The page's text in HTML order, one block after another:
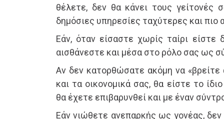
θέλετε, δεν θα κάνει τους γείτονές
δημόσιες υπηρεσίες ταχύτερες και πιο
Εάν, όταν είσαστε χωρίς ταίρι είστε
αισθάνεστε και μέσα στο ρόλο σας ως
Αν δεν κατορθώσατε ακόμη να «βρείτε
και τα οικονομικά σας, θα είστε το
θα έχετε επιβαρυνθεί και με έναν
Εάν νιώθετε ανεπαρκής ως γονέας, δεν